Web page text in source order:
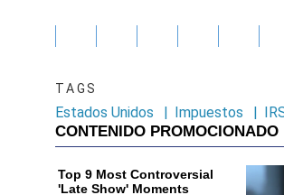
TAGS
Estados Unidos | Impuestos |